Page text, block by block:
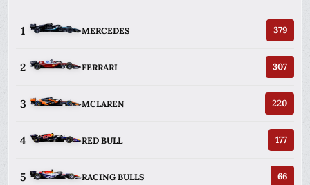
1 MERCEDES 379
2 FERRARI 307
3 MCLAREN 220
4 RED BULL 177
5 RACING BULLS 66